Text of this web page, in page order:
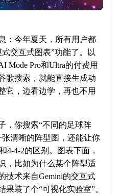
：今年夏天，所有用户都
交互式图表”功能了。以
Mode Pro和Ultra的付费用
歌搜索，就能直接生成动
它，边看边学，再也不用
，你搜索“不同的足球阵
清晰的阵型图，还能让你
4-4-2的区别。图表下面，
，比如为什么某个阵型适
技术来自Gemini的交互式
装了个“可视化实验室”。